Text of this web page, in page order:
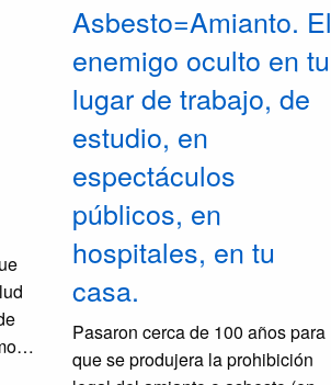
Asbesto=Amianto. El
enemigo oculto en tu
lugar de trabajo, de
estudio, en
espectáculos
públicos, en
hospitales, en tu
casa.
Pasaron cerca de 100 años para
que se produjera la prohibición